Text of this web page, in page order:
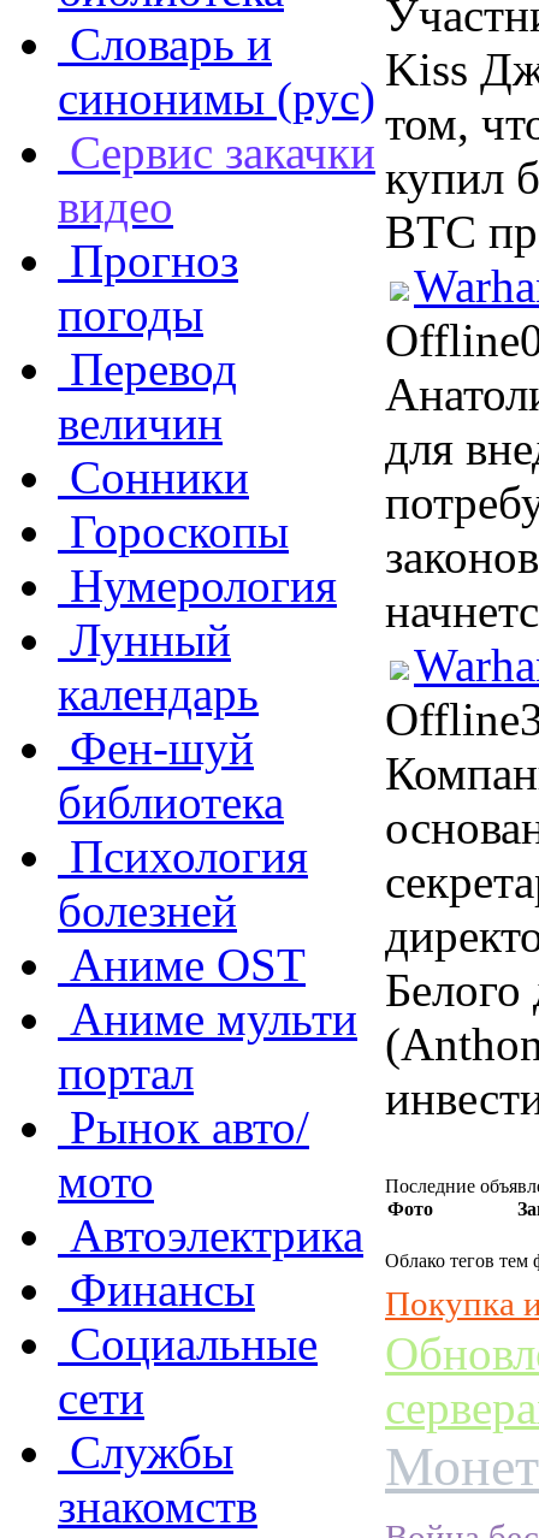
Словарь и
синонимы (рус)
Сервис закачки
видео
Прогноз
погоды
Перевод
величин
Сонники
Гороскопы
Нумерология
Лунный
календарь
Фен-шуй
библиотека
Психология
болезней
Аниме OST
Аниме мульти
портал
Рынок авто/
мото
Автоэлектрика
Финансы
Социальные
сети
Службы
знакомств
Kiss
том,
купил
BTC
Offline
для
Offline
Последние
Фото
Облако тегов тем
Покупка